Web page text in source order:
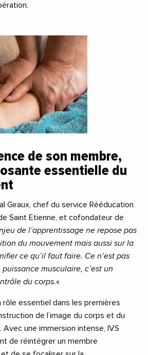
de son membre,
essentielle du
Giraux, chef du service Rééducation
Saint Etienne, et cofondateur de
de l’apprentissage ne repose pas
du mouvement mais aussi sur la
ce qu’il faut faire. Ce n’est pas
musculaire, c’est un
du corps.«
rôle essentiel dans les premières
de l’image du corps et du
Avec une immersion intense, IVS
de réintégrer un membre